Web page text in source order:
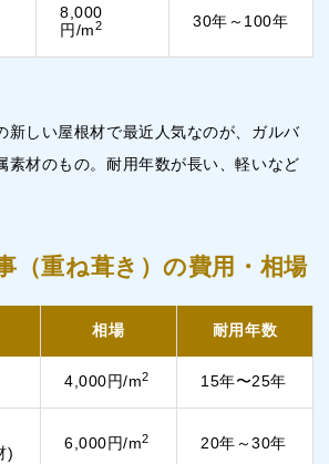
8,000
円/m2 30年～100年
新しい屋根材で最近人気なのが、ガルバ
素材のもの。耐用年数が長い、軽いなど
（重ね葺き）の費用・相場
相場 耐用年数
4,000円/m2 15年〜25年
)
6,000円/m2 20年～30年